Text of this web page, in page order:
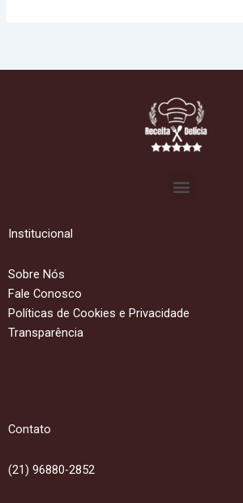
Menu
Institucional
Sobre Nós
Fale Conosco
Políticas de Cookies e Privacidade
Transparência
Contato
(21) 96880-2852